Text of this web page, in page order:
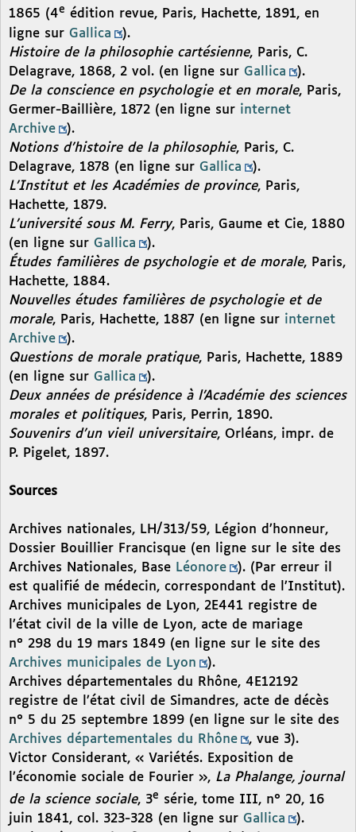
1865 (4e édition revue, Paris, Hachette, 1891, en
ligne sur Gallica
).
Histoire de la philosophie cartésienne, Paris, C.
Delagrave, 1868, 2 vol. (en ligne sur Gallica
).
De la conscience en psychologie et en morale, Paris,
Germer-Baillière, 1872 (en ligne sur internet
Archive
).
Notions d’histoire de la philosophie, Paris, C.
Delagrave, 1878 (en ligne sur Gallica
).
L’Institut et les Académies de province, Paris,
Hachette, 1879.
L’université sous M. Ferry, Paris, Gaume et Cie, 1880
(en ligne sur Gallica
).
Études familières de psychologie et de morale, Paris,
Hachette, 1884.
Nouvelles études familières de psychologie et de
morale, Paris, Hachette, 1887 (en ligne sur internet
Archive
).
Questions de morale pratique, Paris, Hachette, 1889
(en ligne sur Gallica
).
Deux années de présidence à l’Académie des sciences
morales et politiques, Paris, Perrin, 1890.
Souvenirs d’un vieil universitaire, Orléans, impr. de
P. Pigelet, 1897.
Sources
Archives nationales, LH/313/59, Légion d’honneur,
Dossier Bouillier Francisque (en ligne sur le site des
Archives Nationales, Base Léonore
). (Par erreur il
est qualifié de médecin, correspondant de l’Institut).
Archives municipales de Lyon, 2E441 registre de
l’état civil de la ville de Lyon, acte de mariage
n° 298 du 19 mars 1849 (en ligne sur le site des
Archives municipales de Lyon
).
Archives départementales du Rhône, 4E12192
registre de l’état civil de Simandres, acte de décès
n° 5 du 25 septembre 1899 (en ligne sur le site des
Archives départementales du Rhône
, vue 3).
Victor Considerant, « Variétés. Exposition de
l’économie sociale de Fourier », La Phalange, journal
de la science sociale, 3e série, tome III, n° 20, 16
juin 1841, col. 323-328 (en ligne sur Gallica
).